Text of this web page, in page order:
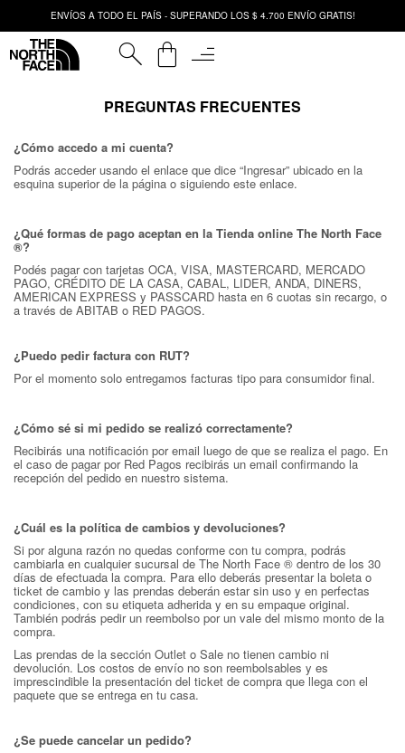
ENVÍOS A TODO EL PAÍS - SUPERANDO LOS $ 4.700 ENVÍO GRATIS!
sort
PREGUNTAS FRECUENTES
¿Cómo accedo a mi cuenta?
Podrás acceder usando el enlace que dice “Ingresar” ubicado en la
esquina superior de la página o siguiendo este enlace.
¿Qué formas de pago aceptan en la Tienda online The North Face
®?
Podés pagar con tarjetas OCA, VISA, MASTERCARD, MERCADO
PAGO, CRÉDITO DE LA CASA, CABAL, LIDER, ANDA, DINERS,
AMERICAN EXPRESS y PASSCARD hasta en 6 cuotas sin recargo, o
a través de ABITAB o RED PAGOS.
¿Puedo pedir factura con RUT?
Por el momento solo entregamos facturas tipo para consumidor final.
¿Cómo sé si mi pedido se realizó correctamente?
Recibirás una notificación por email luego de que se realiza el pago. En
el caso de pagar por Red Pagos recibirás un email confirmando la
recepción del pedido en nuestro sistema.
¿Cuál es la política de cambios y devoluciones?
Si por alguna razón no quedas conforme con tu compra, podrás
cambiarla en cualquier sucursal de The North Face ® dentro de los 30
días de efectuada la compra. Para ello deberás presentar la boleta o
ticket de cambio y las prendas deberán estar sin uso y en perfectas
condiciones, con su etiqueta adherida y en su empaque original.
También podrás pedir un reembolso por un vale del mismo monto de la
compra.
Las prendas de la sección Outlet o Sale no tienen cambio ni
devolución. Los costos de envío no son reembolsables y es
imprescindible la presentación del ticket de compra que llega con el
paquete que se entrega en tu casa.
¿Se puede cancelar un pedido?